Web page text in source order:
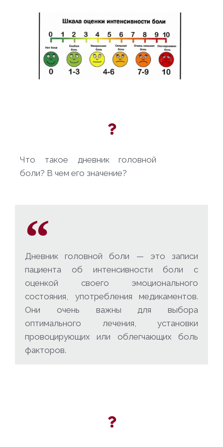
Что такое дневник головной
боли? В чем его значение?
Дневник головной боли — это записи
пациента об интенсивности боли с
оценкой своего эмоционального
состояния, употребления медикаментов.
Они очень важны для выбора
оптимального лечения, установки
провоцирующих или облегчающих боль
факторов.